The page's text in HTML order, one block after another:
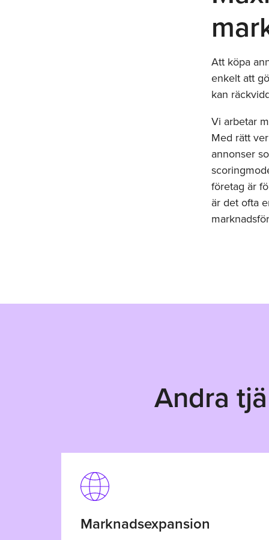
Att köpa
enkelt att
kan
Vi arbetar
Med rätt
annonser
företag är
är det ofta
Andra
Marknadsexpansion